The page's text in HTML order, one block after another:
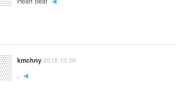
kmchny 2018.10.06
. ◀